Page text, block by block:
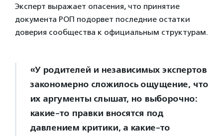
Эксперт выражает опасения, что принятие
документа РОП подорвет последние остатки
доверия сообщества к официальным структурам.
«У родителей и независимых экспертов
закономерно сложилось ощущение, что
их аргументы слышат, но выборочно:
какие-то правки вносятся под
давлением критики, а какие-то